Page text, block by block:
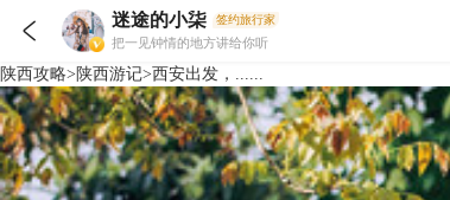
 迷途的小柒 签约旅行家
把一见钟情的地方讲给你听
陕西攻略> 陕西游记>西安出发，......